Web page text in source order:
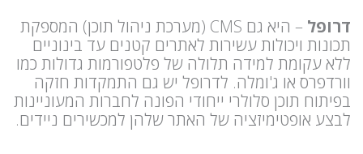
דרופל
– היא גם CMS (מערכת ניהול תוכן) המספקת
תכונות ויכולות עשירות לאתרים קטנים עד בינוניים
ללא עקומת למידה תלולה של פלטפורמות גדולות כמו
וורדפרס או ג'ומלה. לדרופל יש גם התמקדות חזקה
בפיתוח תוכן סלולרי ייחודי הפונה לחברות המעוניינות
לבצע אופטימיזציה של האתר שלהן למכשירים ניידים.